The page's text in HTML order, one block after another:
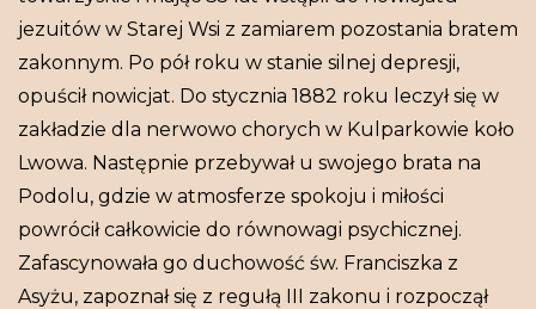
jezuitów w Starej Wsi z zamiarem pozostania bratem
zakonnym. Po pół roku w stanie silnej depresji,
opuścił nowicjat. Do stycznia 1882 roku leczył się w
zakładzie dla nerwowo chorych w Kulparkowie koło
Lwowa. Następnie przebywał u swojego brata na
Podolu, gdzie w atmosferze spokoju i miłości
powrócił całkowicie do równowagi psychicznej.
Zafascynowała go duchowość św. Franciszka z
Asyżu, zapoznał się z regułą III zakonu i rozpoczął